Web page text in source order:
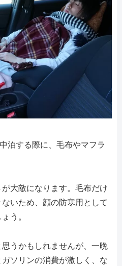
泊する際に、毛布やマフラ
大敵になります。毛布だけ
いため、顔の防寒用として
う。
うかもしれませんが、一晩
ソリンの消費が激しく、な